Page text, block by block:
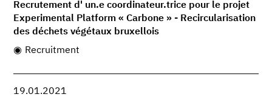
Recrutement d' un.e coordinateur.trice pour le projet
Experimental Platform « Carbone » - Recircularisation
des déchets végétaux bruxellois
Recruitment
19.01.2021